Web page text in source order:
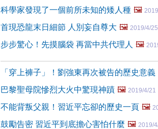
科學家發現了一個前所未知的矮人種 🖼️
首現恐龍末日細節 人別妄自尊大 🖼️ 2019/4/25
步步驚心！先摸腦袋 再當中共代理人 🖼️
「穿上褲子」！劉強東再次被告的歷史意義
巴黎聖母院慘烈大火中驚現神蹟 🖼️ 2019/4/21
不能背叛父親！習近平忘卻的歷史一頁 🖼️
鼓勵告密 習近平到底擔心害怕什麼 🖼️ 2019/